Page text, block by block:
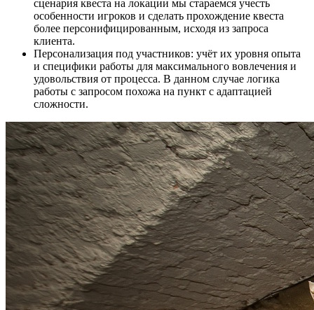
сценария квеста на локации мы стараемся учесть
особенности игроков и сделать прохождение квеста
более персонифицированным, исходя из запроса
клиента.
Персонализация под участников: учёт их уровня опыта
и специфики работы для максимального вовлечения и
удовольствия от процесса. В данном случае логика
работы с запросом похожа на пункт с адаптацией
сложности.